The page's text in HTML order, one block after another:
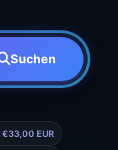
Suchen
€33,00 EUR